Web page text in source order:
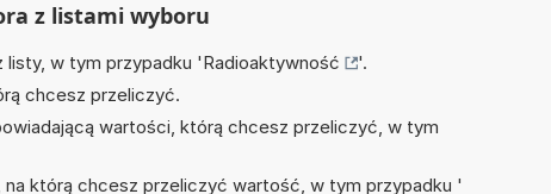
z listami wyboru
listy, w tym przypadku 'Radioaktywność
'.
chcesz przeliczyć.
wartości, którą chcesz przeliczyć, w tym
którą chcesz przeliczyć wartość, w tym przypadku '